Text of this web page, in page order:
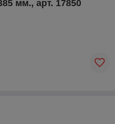
мм., арт. 17850